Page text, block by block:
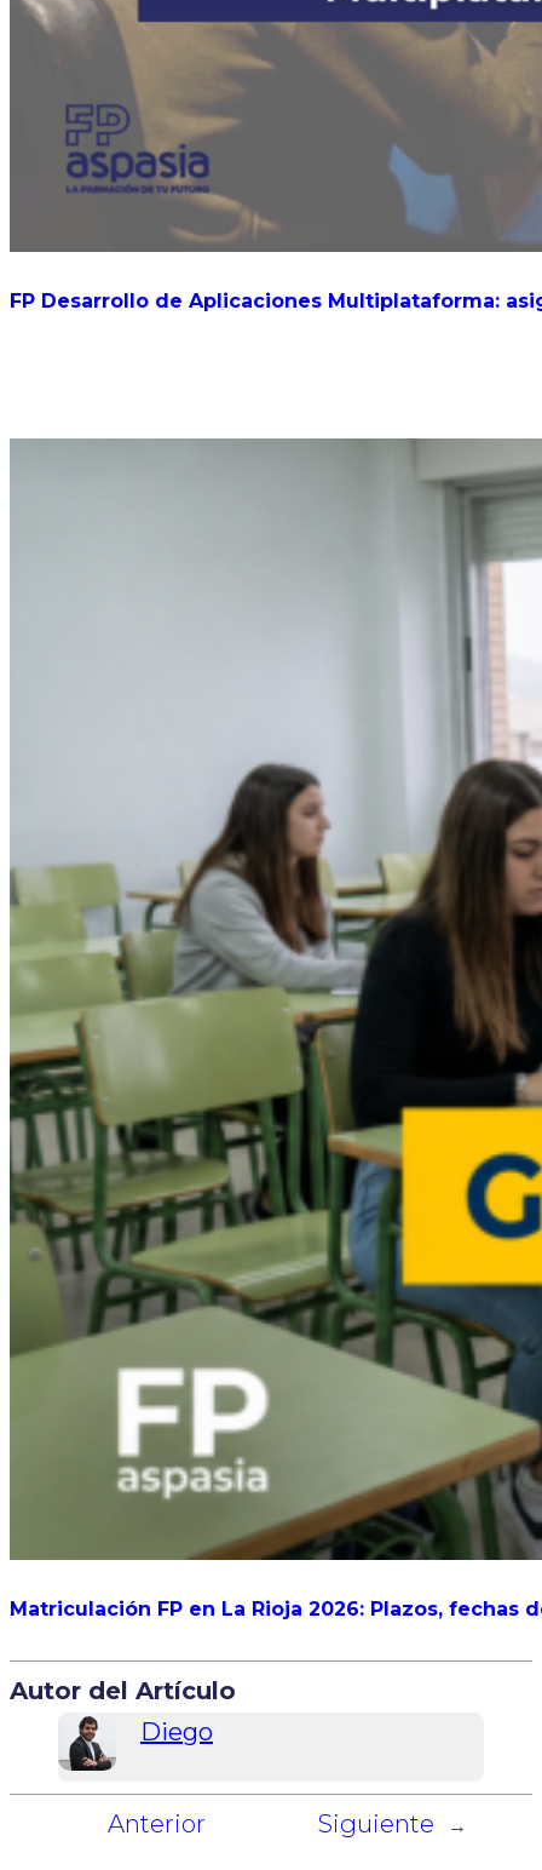
FP Desarrollo de Aplicaciones Multiplataforma:
Matriculación FP en La Rioja 2026: Plazos,
Autor del Artículo
Diego
Anterior Siguiente →